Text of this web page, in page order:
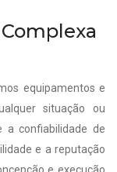
equipamentos e
situação ou
a confiabilidade de
e a reputação